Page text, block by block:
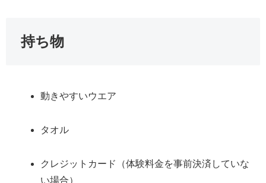
持ち物
動きやすいウエア
タオル
クレジットカード（体験料金を事前決済していな
い場合）